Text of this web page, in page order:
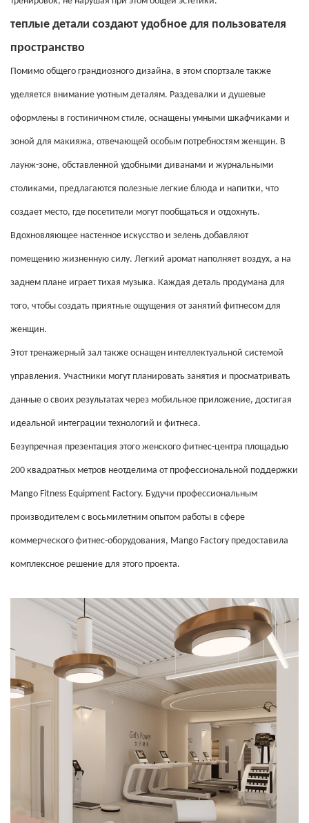
теплые детали создают удобное для пользователя
пространство
Помимо общего грандиозного дизайна, в этом спортзале также
уделяется внимание уютным деталям. Раздевалки и душевые
оформлены в гостиничном стиле, оснащены умными шкафчиками и
зоной для макияжа, отвечающей особым потребностям женщин. В
лаунж-зоне, обставленной удобными диванами и журнальными
столиками, предлагаются полезные легкие блюда и напитки, что
создает место, где посетители могут пообщаться и отдохнуть.
Вдохновляющее настенное искусство и зелень добавляют
помещению жизненную силу. Легкий аромат наполняет воздух, а на
заднем плане играет тихая музыка. Каждая деталь продумана для
того, чтобы создать приятные ощущения от занятий фитнесом для
женщин.
Этот тренажерный зал также оснащен интеллектуальной системой
управления. Участники могут планировать занятия и просматривать
данные о своих результатах через мобильное приложение, достигая
идеальной интеграции технологий и фитнеса.
Безупречная презентация этого женского фитнес-центра площадью
200 квадратных метров неотделима от профессиональной поддержки
Mango Fitness Equipment Factory. Будучи профессиональным
производителем с восьмилетним опытом работы в сфере
коммерческого фитнес-оборудования, Mango Factory предоставила
комплексное решение для этого проекта.